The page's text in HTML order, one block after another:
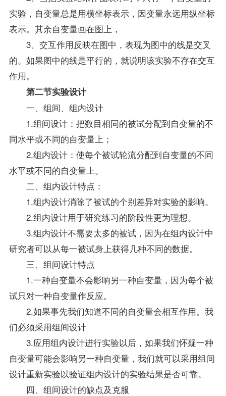
实验，自变量总是用横坐标表示，因变量永远用纵坐标
表示。其余自变量画在图上，
3、交互作用反映在图中，表现为图中的线是交叉
的。如果图中的线是平行的，就说明该实验不存在交互
作用。
第二节实验设计
一、组间、组内设计
1.组间设计：把数目相同的被试分配到自变量的不
同水平或不同的自变量上；
2.组内设计：使每个被试轮流分配到自变量的不同
水平或不同的自变量上。
二、组内设计特点：
1.组内设计消除了被试的个别差异对实验的影响。
2.组内设计用于研究练习的阶段性更为理想。
3.组内设计不需要太多的被试，因为在组内设计中
研究者可以从每一被试身上获得几种不同的数据。
三、组间设计特点
1.一种自变量不会影响另一种自变量，因为每个被
试只对一种自变量作反应。
2.如果事先我们知道不同的自变量会相互作用。我
们必须采用组间设计
3.应用组内设计进行实验以后，如果我们怀疑一种
自变量可能会影响另一种自变量，我们就可以采用组间
设计重新实验以验证组内设计的实验结果是否可靠。
四、组间设计的缺点及克服